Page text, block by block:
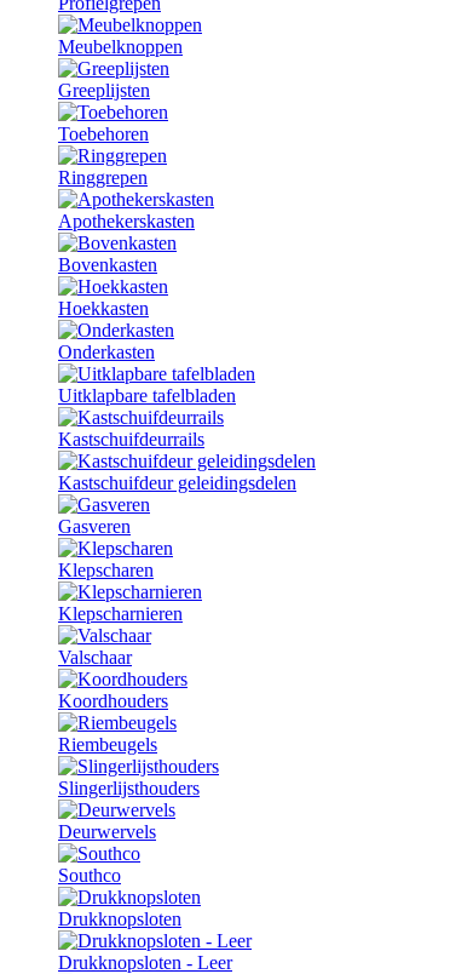
Meubelknoppen
Greeplijsten
Toebehoren
Ringgrepen
Apothekerskasten
Bovenkasten
Hoekkasten
Onderkasten
Uitklapbare tafelbladen
Kastschuifdeurrails
Kastschuifdeur geleidingsdelen
Gasveren
Klepscharen
Klepscharnieren
Valschaar
Koordhouders
Riembeugels
Slingerlijsthouders
Deurwervels
Southco
Drukknopsloten
Drukknopsloten - Leer